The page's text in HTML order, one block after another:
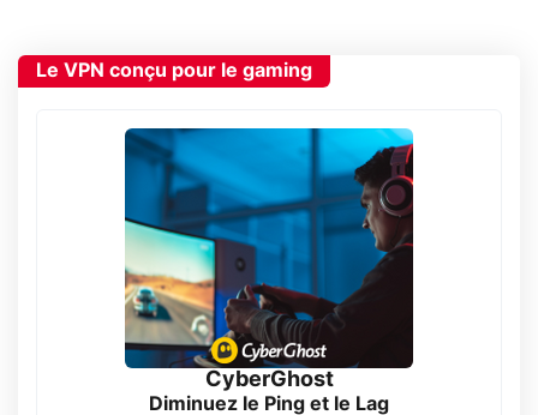
Le VPN conçu pour le gaming
CyberGhost
Diminuez le Ping et le Lag